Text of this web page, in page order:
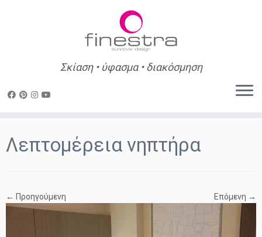
content
Σκίαση • ύφασμα • διακόσμηση
Λεπτομέρεια νηπτήρα
← Προηγούμενη Επόμενη →